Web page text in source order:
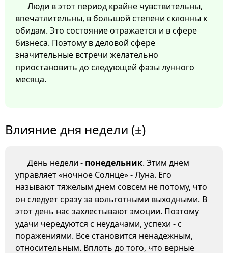
Люди в этот период крайне чувствительны,
впечатлительны, в большой степени склонны к
обидам. Это состояние отражается и в сфере
бизнеса. Поэтому в деловой сфере
значительные встречи желательно
приостановить до следующей фазы лунного
месяца.
Влияние дня недели (±)
День недели - понедельник. Этим днем
управляет «ночное Солнце» - Луна. Его
называют тяжелым днем совсем не потому, что
он следует сразу за вольготными выходными. В
этот день нас захлестывают эмоции. Поэтому
удачи чередуются с неудачами, успехи - с
поражениями. Все становится ненадежным,
относительным. Вплоть до того, что верные